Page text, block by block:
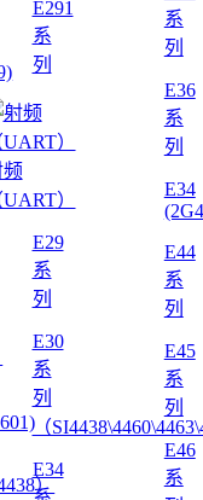
）
E291
系
列
UART）
E29
系
列
E30
系
列
（
E34
系
列
E36
系
列
E34
E44
系
列
E45
系
列
E46
系